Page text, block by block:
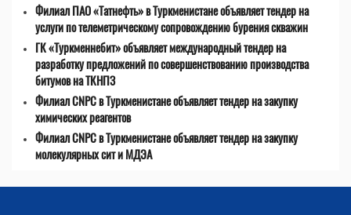
Филиал ПАО «Татнефть» в Туркменистане объявляет тендер на
услуги по телеметрическому сопровождению бурения скважин
ГК «Туркменнебит» объявляет международный тендер на
разработку предложений по совершенствованию производства
битумов на ТКНПЗ
Филиал CNPC в Туркменистане объявляет тендер на закупку
химических реагентов
Филиал CNPC в Туркменистане объявляет тендер на закупку
молекулярных сит и МДЭА